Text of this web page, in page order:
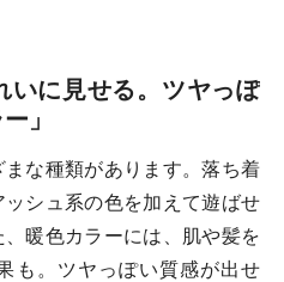
いに見せる。ツヤっぽ
」
まな種類があります。落ち着
シュ系の色を加えて遊ばせ
暖色カラーには、肌や髪を
も。ツヤっぽい質感が出せ